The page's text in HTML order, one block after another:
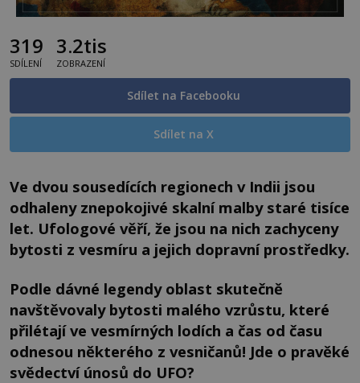
319
SDÍLENÍ
3.2tis
ZOBRAZENÍ
Sdílet na Facebooku
Sdílet na X
Ve dvou sousedících regionech v Indii jsou
odhaleny znepokojivé skalní malby staré tisíce
let. Ufologové věří, že jsou na nich zachyceny
bytosti z vesmíru a jejich dopravní prostředky.
Podle dávné legendy oblast skutečně
navštěvovaly bytosti malého vzrůstu, které
přilétají ve vesmírných lodích a čas od času
odnesou některého z vesničanů! Jde o pravěké
svědectví únosů do UFO?